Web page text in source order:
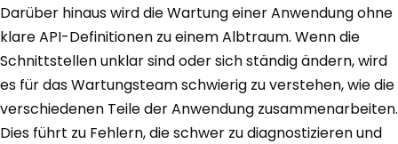
Darüber hinaus wird die Wartung einer Anwendung ohne
klare API-Definitionen zu einem Albtraum. Wenn die
Schnittstellen unklar sind oder sich ständig ändern, wird
es für das Wartungsteam schwierig zu verstehen, wie die
verschiedenen Teile der Anwendung zusammenarbeiten.
Dies führt zu Fehlern, die schwer zu diagnostizieren und